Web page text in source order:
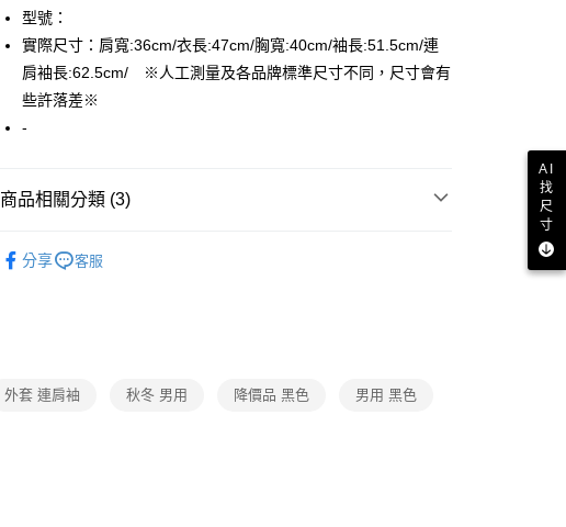
２．便利：只要手機號碼，簡訊認證，即可結帳。
【「AFTEE先享後付」結帳流程】
１．於結帳方式選擇「AFTEE先享後付」後，將跳轉至「AFTEE先享後
付」結帳頁面，進行簡訊認證並確認金額後，即可完成結帳。
２．訂單成立數日內，您將收到繳費通知簡訊。
※ 請注意：結帳手續完成當下不需立刻繳費，但若您需要取消訂單，請聯
絡購買商品的店家。未經商家同意取消之訂單仍視為有效，需透過AFTEE
※ 交易是否成功請以「AFTEE先享後付 」之結帳頁面顯示為準，若有關於
是否繳費成功／繳費後需取消欲退款等相關疑問，請聯繫「AFTEE先享後
求債權轉讓予恩沛科技股份有限公司。
２．關於個人資料處理事宜，請瀏覽以下網址：
全家取貨付款
免運費
付款後全家取貨
免運費
免運費
型號：
實際尺寸：肩寬:36cm/衣長:47cm/胸寬:40cm/袖長:51.5cm/連
肩袖長:62.5cm/ ※人工測量及各品牌標準尺寸不同，尺寸會有
些許落差※
-
商品相關分類 (3)
分享 客服
外套 連肩袖 秋冬 男用 降價品 黑色 男用 黑色
AI
找
尺
寸